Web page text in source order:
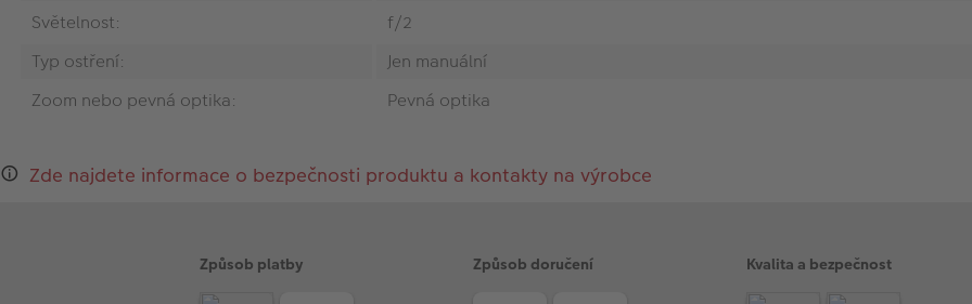
Světelnost:
f/2
Typ ostření:
Jen manuální
Zoom nebo pevná optika:
Pevná optika
Zde najdete informace o bezpečnosti produktu a kontakty na výrobce
Způsob platby Způsob doručení Kvalita a bezpečnost